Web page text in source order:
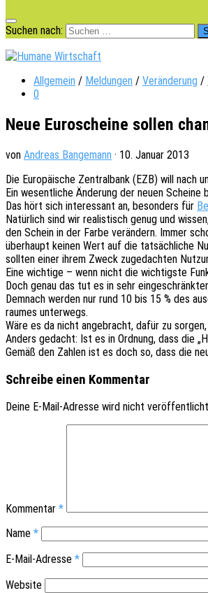
Suchen nach:
Allgemein / Meldungen / Veränderung /
0
Neue Euroscheine sollen
von Andreas Bangemann · 10. Januar 2013
Die Euro­päi­sche Zentral­bank (EZB) will nach
Ein wesent­li­che Ände­rung der neuen Schei­ne
Das hört sich inter­es­sant an, beson­ders für
Natür­lich sind wir realis­tisch genug und
den Schein in der Farbe verän­dern. Immer
über­haupt keinen Wert auf die tatsäch­li­che
soll­ten einer ihrem Zweck zuge­dach­ten
Eine wich­ti­ge – wenn nicht die wich­tigs­te
Doch genau das tut es in sehr
Demnach werden nur rund 10 bis 15 % des
rau­mes unterwegs.
Wäre es da nicht ange­bracht, dafür zu
Anders gedacht: Ist es in Ordnung, dass die
Gemäß den Zahlen ist es doch so, dass die
Schreibe einen Kommentar
Deine E-Mail-Adresse wird nicht
Kommentar *
Name *
E-Mail-Adresse *
Website